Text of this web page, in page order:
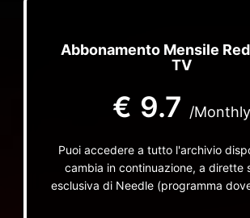
Abbonamento Mensile
TV
€ 9.7 /Monthly
Puoi accedere a tutto l'archivio
cambia in continuazione, a dirette
esclusiva di Needle (programma dove